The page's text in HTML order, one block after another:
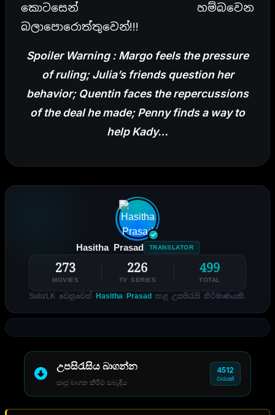
කොටසෙන් හම්බවෙන
බලාපොරොත්තුවෙන්!!!
Spoiler Warning : Margo feels the pressure
of ruling; Julia’s friends question her
behavior; Quentin faces the repercussions
of the deal he made; Penny finds a way to
help Kady…
Hasitha Prasad TRANSLATOR
273
MOVIES
226
TV SERIES
499
TOTAL
SubzLK වෙනුවෙන් Hasitha Prasad කළ උපසිරැසි නිර්මාණයකි.
උපසිරැසිය බාගන්න
සෘජු බාගත කිරීම් සබැඳිය
4512
වාරයක්